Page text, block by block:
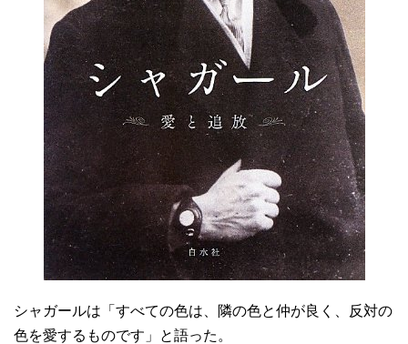
シャガールは「すべての色は、隣の色と仲が良く、反対の
色を愛するものです」と語った。